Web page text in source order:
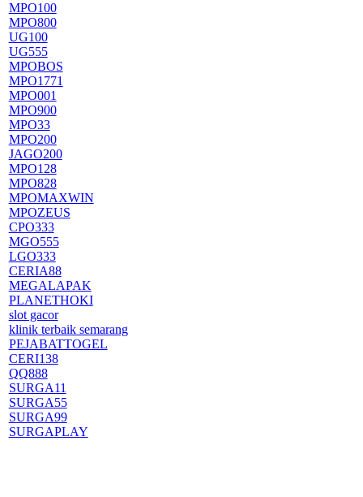
MPO100
MPO800
UG100
UG555
MPOBOS
MPO1771
MPO001
MPO900
MPO33
MPO200
JAGO200
MPO128
MPO828
MPOMAXWIN
MPOZEUS
CPO333
MGO555
LGO333
CERIA88
MEGALAPAK
PLANETHOKI
slot gacor
klinik terbaik semarang
PEJABATTOGEL
CERI138
QQ888
SURGA11
SURGA55
SURGA99
SURGAPLAY